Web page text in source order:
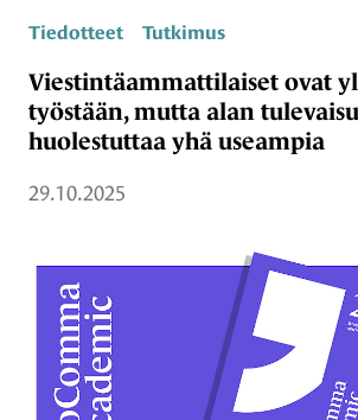
Tiedotteet Tutkimus
Viestintäammattilaiset ovat
työstään, mutta alan
huolestuttaa yhä useampia
29.10.2025